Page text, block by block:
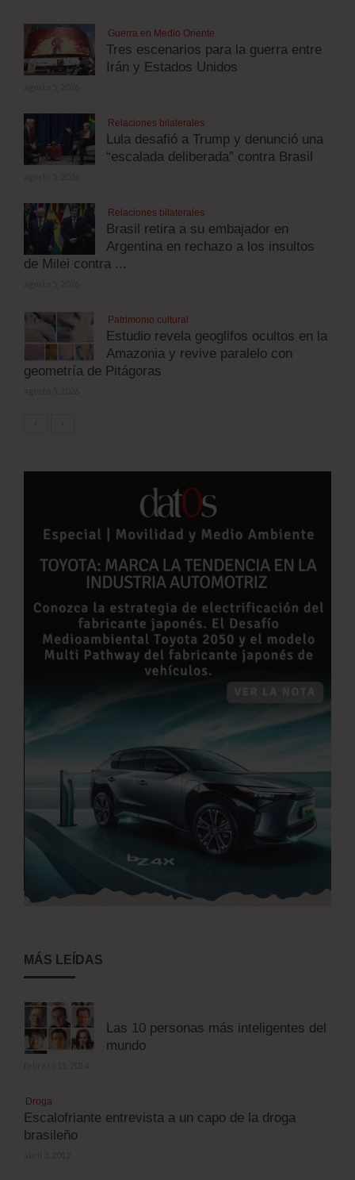
Guerra en Medio Oriente
Tres escenarios para la guerra entre
Irán y Estados Unidos
Relaciones bilaterales
Lula desafió a Trump y denunció una
“escalada deliberada” contra Brasil
Relaciones bilaterales
Brasil retira a su embajador en
Argentina en rechazo a los insultos
de Milei contra ...
Patrimonio cultural
Estudio revela geoglifos ocultos en la
Amazonia y revive paralelo con
geometría de Pitágoras
MÁS LEÍDAS
Las 10 personas más inteligentes del
mundo
Droga
Escalofriante entrevista a un capo de la droga
brasileño